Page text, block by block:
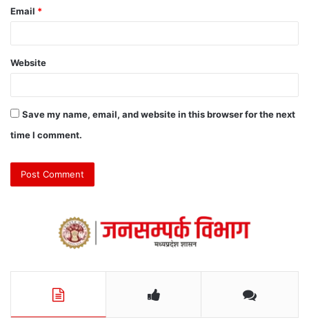
Email *
Website
Save my name, email, and website in this browser for the next
time I comment.